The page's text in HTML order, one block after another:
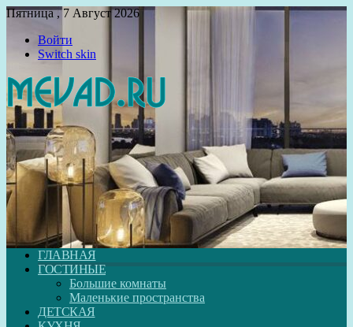
Пятница , 7 Август 2026
Войти
Switch skin
ГЛАВНАЯ
ГОСТИНЫЕ
Большие комнаты
Маленькие пространства
ДЕТСКАЯ